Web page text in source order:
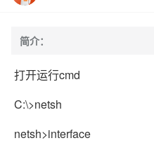
简介：
打开运行cmd
C:\>netsh
netsh>interface